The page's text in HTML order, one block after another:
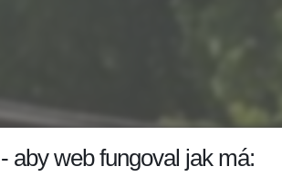
aby web fungoval jak má: